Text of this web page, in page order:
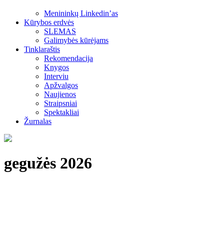
Menininkų Linkedin’as
Kūrybos erdvės
SLEMAS
Galimybės kūrėjams
Tinklaraštis
Rekomendacija
Knygos
Interviu
Apžvalgos
Naujienos
Straipsniai
Spektakliai
Žurnalas
gegužės 2026